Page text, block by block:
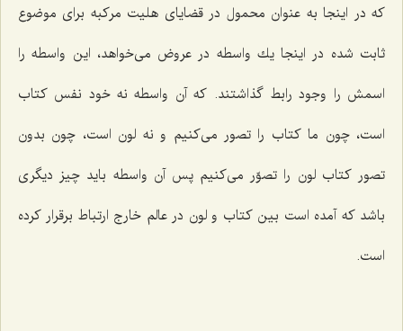
كه در اینجا به عنوان محمول در قضایاى هلیت مركبه براى موضوع
ثابت شده در اینجا یك واسطه در عروض مى‌خواهد، این واسطه را
اسمش را وجود رابط گذاشتند. كه آن واسطه نه خود نفس كتاب
است، چون ما كتاب را تصور مى‌كنیم و نه لون است، چون بدون
تصور كتاب لون را تصوّر مى‌كنیم پس آن واسطه باید چیز دیگرى
باشد كه آمده است بین كتاب و لون در عالم خارج ارتباط برقرار كرده
است.